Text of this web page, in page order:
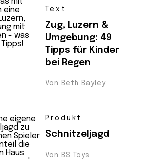
Text
Zug, Luzern &
Umgebung: 49
Tipps für Kinder
bei Regen
Von Beth Bayley
Produkt
Schnitzeljagd
Von BS Toys